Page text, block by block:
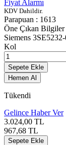
Fiyat Alarmı
KDV Dahildir.
Parapuan : 1613
Öne Çıkan Bilgiler
Siemens
Kol
Sepete Ekle
Hemen Al
Tükendi
Gelince Haber Ver
3.024,00 TL
967,68 TL
Sepete Ekle